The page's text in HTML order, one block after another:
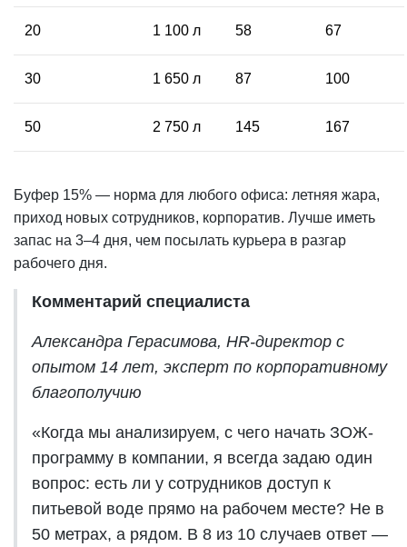
20 1 100 л 58 67
30 1 650 л 87 100
50 2 750 л 145 167
Буфер 15% — норма для любого офиса: летняя жара,
приход новых сотрудников, корпоратив. Лучше иметь
запас на 3–4 дня, чем посылать курьера в разгар
рабочего дня.
Комментарий специалиста
Александра Герасимова, HR-директор с
опытом 14 лет, эксперт по корпоративному
благополучию
«Когда мы анализируем, с чего начать ЗОЖ-
программу в компании, я всегда задаю один
вопрос: есть ли у сотрудников доступ к
питьевой воде прямо на рабочем месте? Не в
50 метрах, а рядом. В 8 из 10 случаев ответ —